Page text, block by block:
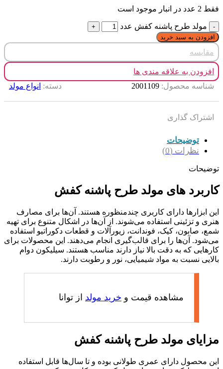
فقط 2 عدد در انبار موجود است
مولد طرح پاشنه کفش عدد
افزودن به سبد خرید
مقایسه
افزودن به علاقه مندی ها
شناسه محصول: 2001109 دسته: انواع مولد
اشتراک گذاری
توضیحات
نظرات (0)
توضیحات
کاربرد های مولد طرح پاشنه کفش
این ابزارها دارای کاربری چندمنظوره هستند. آن‌ها برای مصارف
هنری و تزئینی استفاده می‌شوند. از آن‌ها در اشکال متنوع برای تهیه
شمع، صابون، کیک، فوندانت، زیورآلات و قطعات دکوراتیو استفاده
می‌شود. آن‌ها را برای قالب‌گیری انجام می‌دهند. این محصولات برای
کارهایی که به دقت بالا نیاز دارند مناسب هستند. سیلیکون دوام
بالایی نسبت به مواد شیمیایی، نور و رطوبت دارند.
مشاهده قیمت و خرید مولد از توانا
مزایای مولد طرح پاشنه کفش
این محصول دارای عمری طولانی بوده و تا سال‌ها قابل استفاده